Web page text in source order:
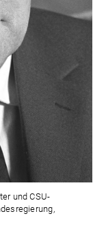
und CSU-